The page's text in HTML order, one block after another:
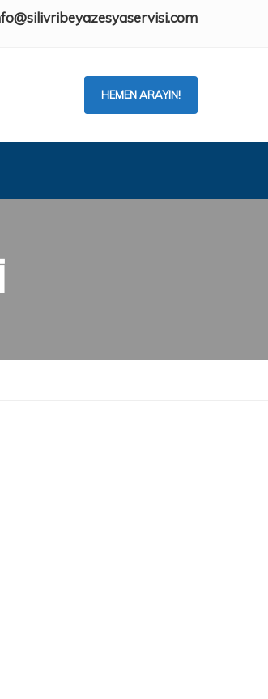
HEMEN ARAYIN!